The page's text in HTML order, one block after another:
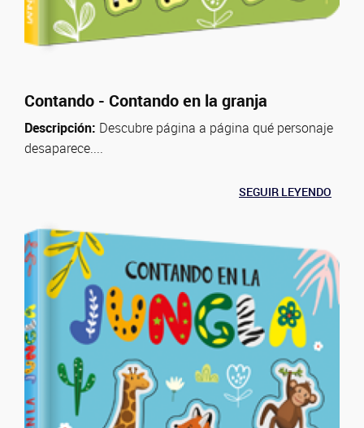
Contando - Contando en la granja
Descripción: Descubre página a página qué personaje
desaparece....
SEGUIR LEYENDO